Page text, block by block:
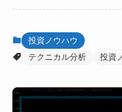
投資ノウハウ
テクニカル分析
投資